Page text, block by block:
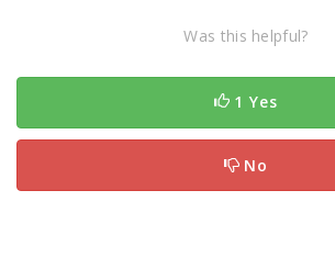
Was this helpful?
1 Yes
No